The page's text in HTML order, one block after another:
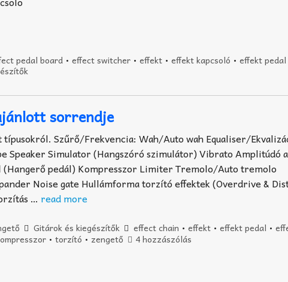
pedal board• effect switcher• effekt• effekt kapcsoló • effekt pedal
sorrendje
Szűrő/Frekvencia: Wah/Auto wah Equaliser/
Speaker Simulator (Hangszóró szimulátor) Vibrato Amplitúdó
(Hangerő pedál) Kompresszor Limiter Tremolo/Auto tremolo
Noise gate Hullámforma torzító effektek (Overdrive &
… read more
Gitárok és kiegészítők effect chain •effekt •effekt pedal •
•torzító • zengető 4 hozzászólás